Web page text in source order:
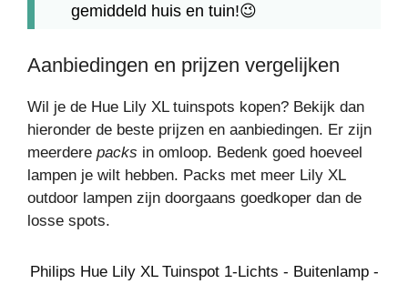
gemiddeld huis en tuin!😉
Aanbiedingen en prijzen vergelijken
Wil je de Hue Lily XL tuinspots kopen? Bekijk dan
hieronder de beste prijzen en aanbiedingen. Er zijn
meerdere packs in omloop. Bedenk goed hoeveel
lampen je wilt hebben. Packs met meer Lily XL
outdoor lampen zijn doorgaans goedkoper dan de
losse spots.
Philips Hue Lily XL Tuinspot 1-Lichts - Buitenlamp -